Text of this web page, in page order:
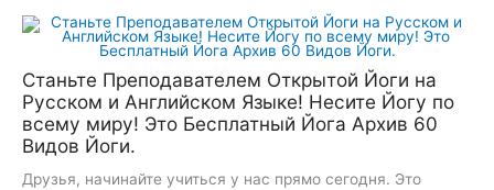
Перейти
Станьте Преподавателем Открытой Йоги на
Русском и Английском Языке! Несите Йогу по
всему миру! Это Бесплатный Йога Архив 60
Видов Йоги.
Друзья, начинайте учиться у нас прямо сегодня. Это